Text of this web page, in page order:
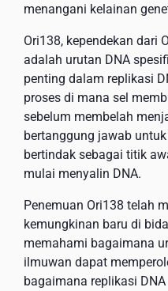
menangani kelainan
Ori138, kependekan dari
adalah urutan DNA
penting dalam replikasi
proses di mana sel
sebelum membelah
bertanggung jawab
bertindak sebagai titik
mulai menyalin DNA.
Penemuan Ori138 telah
kemungkinan baru di
memahami bagaimana
ilmuwan dapat
bagaimana replikasi